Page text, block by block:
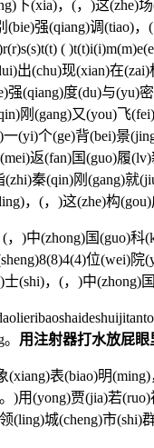
下(xia)，(，)这(zhe)
强(qiang)调(tiao)，
(
出(chu)现(xian)在
(qiang)度(du)与(yu)
刚(gang)又(you)飞
(yi)个(ge)背(bei)景
返(fan)国(guo)履
(zhi)秦(qin)刚(gang)
，(，)这(zhe)构
国(guo)科(ke)
位(wei)
(shi)，(，)中(zhong)
用注射器打水放屁
(biao)明(ming)，(
)用(yong)贾(jia)若
(ling)城(cheng)市(shi)